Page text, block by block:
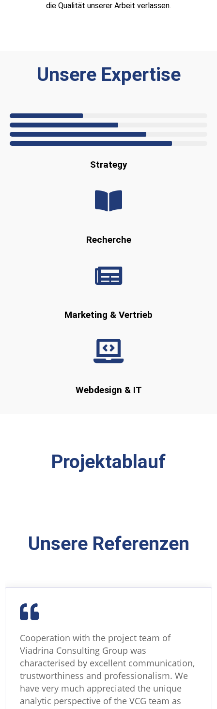
die Qualität unserer Arbeit verlassen.
Unsere Expertise
Strategy
Recherche
Marketing & Vertrieb
Webdesign & IT
Projektablauf
Unsere Referenzen
Cooperation with the project team of
Viadrina Consulting Group was
characterised by excellent communication,
trustworthiness and professionalism. We
have very much appreciated the unique
analytic perspective of the VCG team as